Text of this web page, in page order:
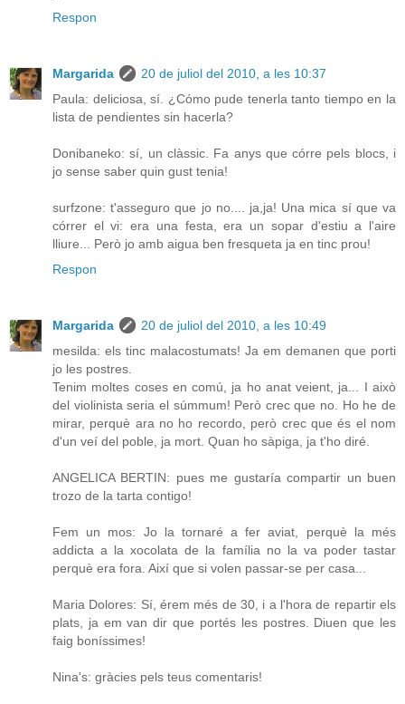
Respon
Margarida
20 de juliol del 2010, a les 10:37
Paula: deliciosa, sí. ¿Cómo pude tenerla tanto tiempo en la
lista de pendientes sin hacerla?
Donibaneko: sí, un clàssic. Fa anys que córre pels blocs, i
jo sense saber quin gust tenia!
surfzone: t'asseguro que jo no.... ja,ja! Una mica sí que va
córrer el vi: era una festa, era un sopar d'estiu a l'aire
lliure... Però jo amb aigua ben fresqueta ja en tinc prou!
Respon
Margarida
20 de juliol del 2010, a les 10:49
mesilda: els tinc malacostumats! Ja em demanen que porti
jo les postres.
Tenim moltes coses en comú, ja ho anat veient, ja... I això
del violinista seria el súmmum! Però crec que no. Ho he de
mirar, perquè ara no ho recordo, però crec que és el nom
d'un veí del poble, ja mort. Quan ho sàpiga, ja t'ho diré.
ANGELICA BERTIN: pues me gustaría compartir un buen
trozo de la tarta contigo!
Fem un mos: Jo la tornaré a fer aviat, perquè la més
addicta a la xocolata de la família no la va poder tastar
perquè era fora. Així que si volen passar-se per casa...
Maria Dolores: Sí, érem més de 30, i a l'hora de repartir els
plats, ja em van dir que portés les postres. Diuen que les
faig boníssimes!
Nina's: gràcies pels teus comentaris!